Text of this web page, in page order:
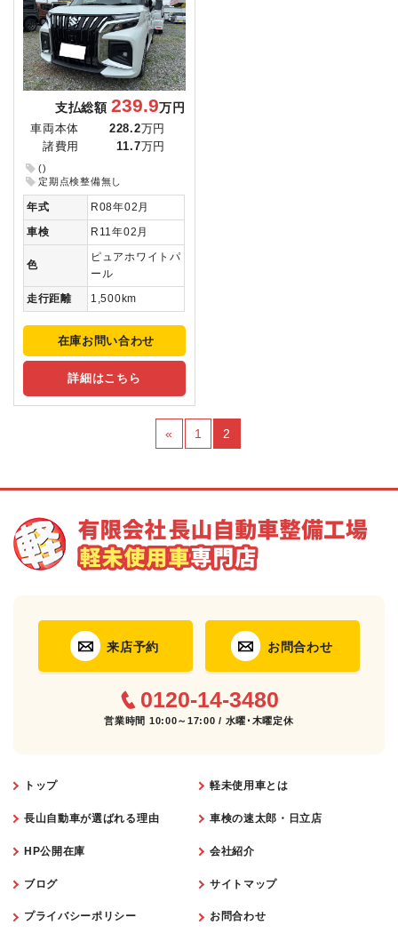
支払総額239.9万円
車両本体 228.2 万円
諸費用
11.7 万円
()
定期点検整備無し
年式
R08年02月
車検
R11年02月
色
ピュアホワイトパ
ール
走行距離
1,500km
在庫お問い合わせ
詳細はこちら
« 1 2
来店予約 お問合わせ
0120-14-3480
営業時間 10:00～17:00 / 水曜･木曜定休
トップ 軽未使用車とは
長山自動車が選ばれる理由 車検の速太郎・日立店
HP公開在庫 会社紹介
ブログ サイトマップ
プライバシーポリシー お問合わせ